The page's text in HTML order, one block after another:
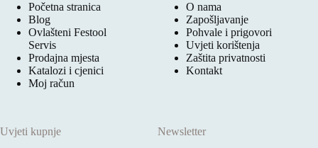
Početna stranica
Blog
Ovlašteni Festool
Servis
Prodajna mjesta
Katalozi i cjenici
Moj račun
O nama
Zapošljavanje
Pohvale i prigovori
Uvjeti korištenja
Zaštita privatnosti
Kontakt
Uvjeti kupnje
Newsletter